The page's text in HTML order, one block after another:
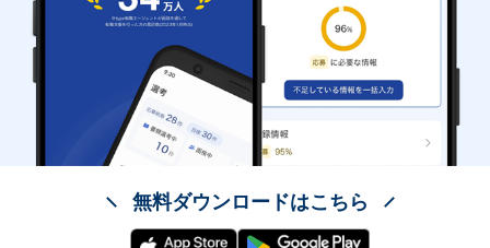
無料ダウンロードはこちら